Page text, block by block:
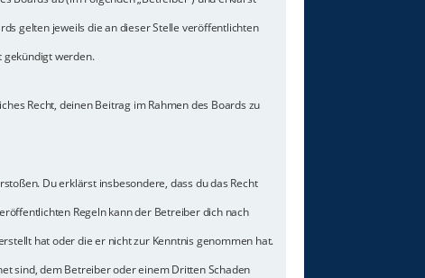
gelten jeweils die an dieser Stelle veröffentlichten
gekündigt werden.
Recht, deinen Beitrag im Rahmen des Boards zu
Du erklärst insbesondere, dass du das Recht
Regeln kann der Betreiber dich nach
hat oder die er nicht zur Kenntnis genommen hat.
sind, dem Betreiber oder einem Dritten Schaden